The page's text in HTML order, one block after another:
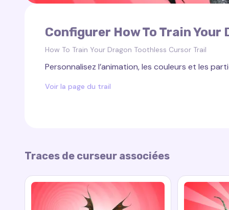
Configurer How To Train
How To Train Your Dragon Toothless Cursor Trail
Personnalisez l’animation, les couleurs et les
Voir la page du trail
Traces de curseur associées